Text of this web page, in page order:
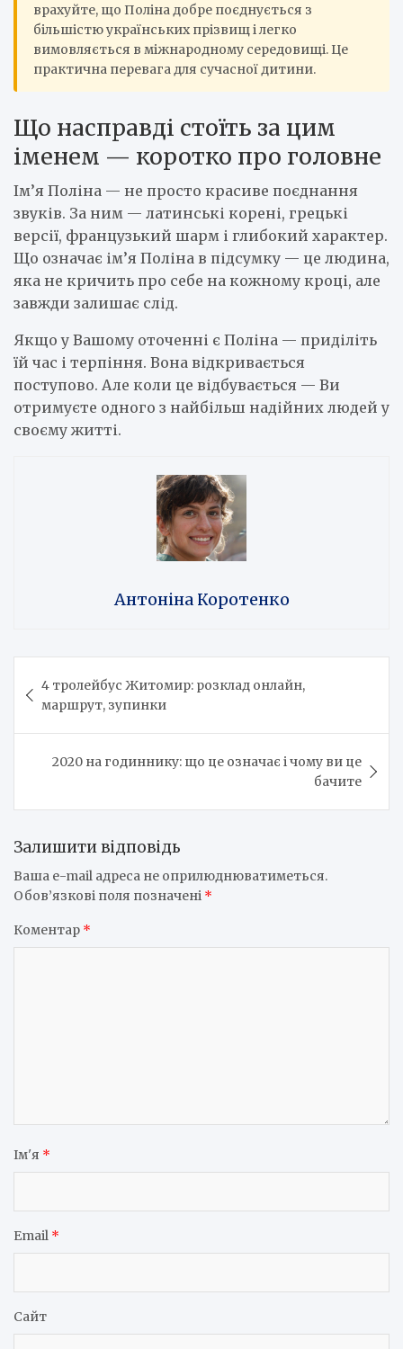
врахуйте, що Поліна добре поєднується з
більшістю українських прізвищ і легко
вимовляється в міжнародному середовищі. Це
практична перевага для сучасної дитини.
Що насправді стоїть за цим
іменем — коротко про головне
Ім’я Поліна — не просто красиве поєднання
звуків. За ним — латинські корені, грецькі
версії, французький шарм і глибокий характер.
Що означає ім’я Поліна в підсумку — це людина,
яка не кричить про себе на кожному кроці, але
завжди залишає слід.
Якщо у Вашому оточенні є Поліна — приділіть
їй час і терпіння. Вона відкривається
поступово. Але коли це відбувається — Ви
отримуєте одного з найбільш надійних людей у
своєму житті.
Антоніна Коротенко
записів
4 тролейбус Житомир: розклад онлайн,
маршрут, зупинки
2020 на годиннику: що це означає і чому ви це
бачите
Залишити відповідь
Ваша e-mail адреса не оприлюднюватиметься.
Обов’язкові поля позначені *
Коментар *
Ім'я *
Email *
Сайт